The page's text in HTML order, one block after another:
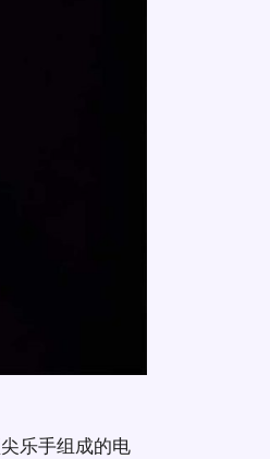
乐手组成的电